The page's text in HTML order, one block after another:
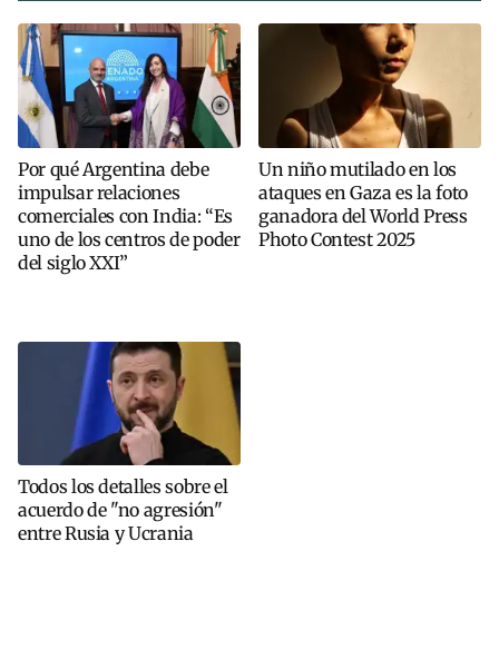
Por qué Argentina debe
impulsar relaciones
comerciales con India: “Es
uno de los centros de poder
del siglo XXI”
Un niño mutilado en los
ataques en Gaza es la foto
ganadora del World Press
Photo Contest 2025
Todos los detalles sobre el
acuerdo de "no agresión"
entre Rusia y Ucrania